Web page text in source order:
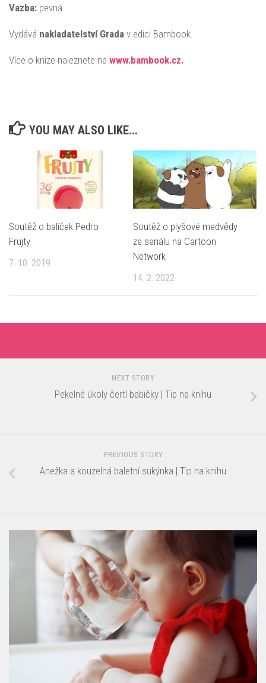
Vazba: pevná
Vydává nakladatelství Grada v edici Bambook.
Více o knize naleznete na www.bambook.cz.
YOU MAY ALSO LIKE...
Soutěž o balíček Pedro
Frujty
7. 10. 2019
Soutěž o plyšové medvědy
ze seriálu na Cartoon
Network
14. 2. 2022
NEXT STORY
Pekelné úkoly čertí babičky | Tip na knihu
PREVIOUS STORY
Anežka a kouzelná baletní sukýnka | Tip na knihu